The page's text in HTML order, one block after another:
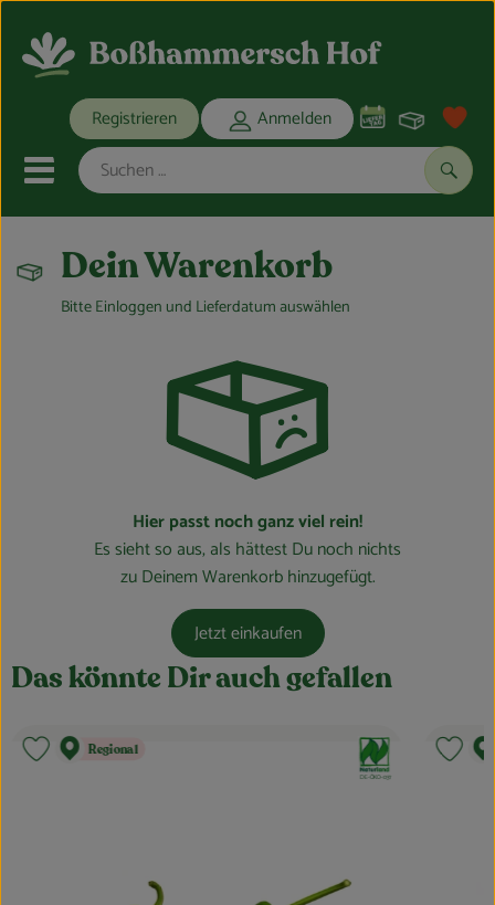
Registrieren Anmelden
Mobiles Menu öffnen oder
THEMENWELTEN
Obst & Gemüse
Vorratskammer
Kosmetik
Dein Warenkorb
Bitte Einloggen und Lieferdatum auswählen
Hier passt noch ganz viel rein!
Es sieht so aus, als hättest Du noch nichts
zu Deinem Warenkorb hinzugefügt.
Jetzt einkaufen
Das könnte Dir auch gefallen
, Verband:
, Kontrollstelle:
DE-ÖKO-037
Regional
Produkt zu Favouriten hinzufügen